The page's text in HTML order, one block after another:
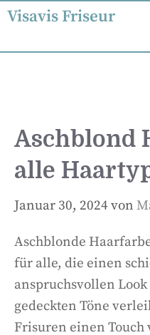
Visavis Friseur
Aschblond
alle
Januar 30, 2024von
Aschblonde
für alle, die einen
anspruchsvollen
gedeckten Töne
Frisuren einen Touch